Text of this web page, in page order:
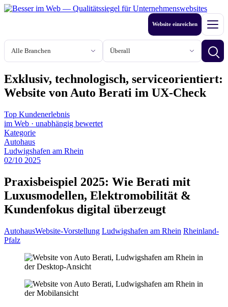
Zum
Branche
Stadt oder Region
Website einreichen Menü
Exklusiv, technologisch, serviceorientiert:
Website von Auto Berati im UX‑Check
Top Kundenerlebnis
im Web · unabhängig bewertet
Kategorie
Autohaus
Ludwigshafen am Rhein
02/10 2025
Praxisbeispiel 2025: Wie Berati mit
Luxusmodellen, Elektromobilität &
Kundenfokus digital überzeugt
AutohausWebsite-Vorstellung Ludwigshafen am Rhein Rheinland-
Pfalz